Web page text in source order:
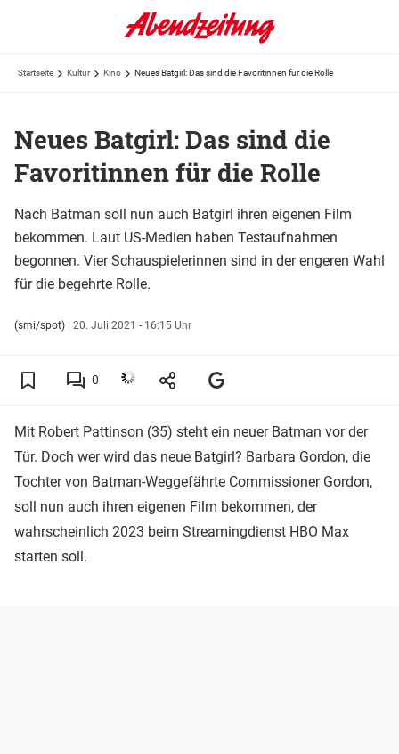
Startseite Kultur Kino Neues Batgirl: Das sind die Favoritinnen für die Rolle
Neues Batgirl: Das sind die
Favoritinnen für die Rolle
Nach Batman soll nun auch Batgirl ihren eigenen Film
bekommen. Laut US-Medien haben Testaufnahmen
begonnen. Vier Schauspielerinnen sind in der engeren Wahl
für die begehrte Rolle.
(smi/spot) | 20. Juli 2021 - 16:15 Uhr
0
Mit Robert Pattinson (35) steht ein neuer Batman vor der
Tür. Doch wer wird das neue Batgirl? Barbara Gordon, die
Tochter von Batman-Weggefährte Commissioner Gordon,
soll nun auch ihren eigenen Film bekommen, der
wahrscheinlich 2023 beim Streamingdienst HBO Max
starten soll.